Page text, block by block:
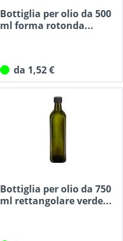
Bottiglia per olio da 500
ml forma rotonda...
da 1,52 €
Bottiglia per olio da 750
ml rettangolare verde...